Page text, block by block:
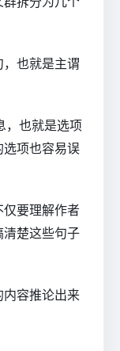
也就是主谓
，也就是选项
项也容易误
要理解作者
楚这些句子
容推论出来